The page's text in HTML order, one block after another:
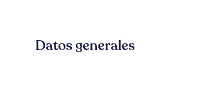
Datos generales